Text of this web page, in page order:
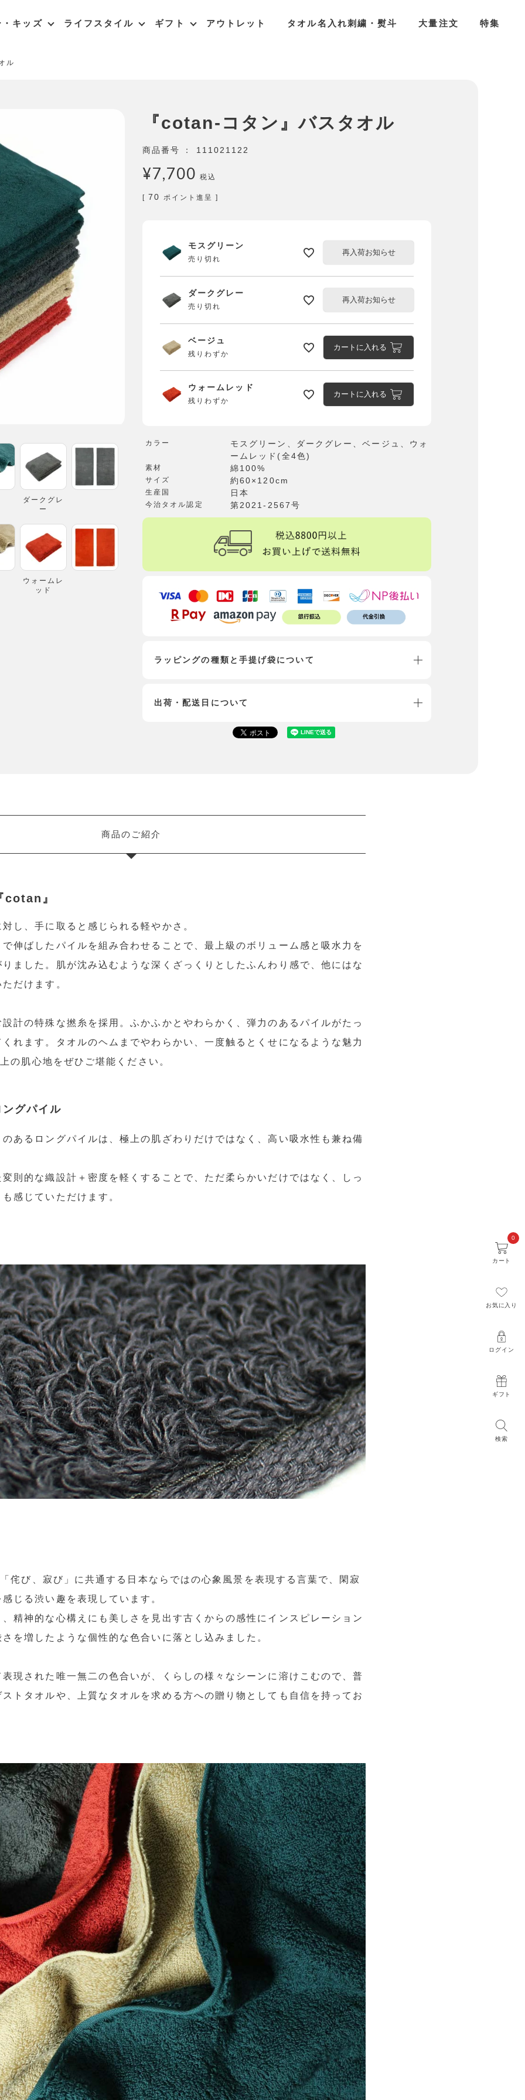
・キッズ ライフスタイル ギフト アウトレット タオル名入れ刺繍・熨斗 大量注文 特集
ル
検索
ギフト
ログイン
お気に入り
カート
0
ダークグレ
ー
ウォームレ
ッド
『cotan-コタン』バスタオル
商品番号 111021122
¥7,700 税込
[ 70 ポイント進呈 ]
モスグリーン
売り切れ
再入荷お知らせ
ダークグレー
売り切れ
再入荷お知らせ
ベージュ
残りわずか
カートに入れる
ウォームレッド
残りわずか
カートに入れる
カラー
モスグリーン、ダークグレー、ベージュ、ウォ
ームレッド(全4色)
素材 綿100%
サイズ 約60×120cm
生産国 日本
今治タオル認定 第2021-2567号
ラッピングの種類と手提げ袋について
出荷・配送日について
商品のご紹介
cotan』
し、手に取ると感じられる軽やかさ。
伸ばしたパイルを組み合わせることで、最上級のボリューム感と吸水力を
ました。肌が沈み込むような深くざっくりとしたふんわり感で、他にはな
だけます。
計の特殊な撚糸を採用。ふかふかとやわらかく、弾力のあるパイルがたっ
れます。タオルのヘムまでやわらかい、一度触るとくせになるような魅力
の肌心地をぜひご堪能ください。
グパイル
あるロングパイルは、極上の肌ざわりだけではなく、高い吸水性も兼ね備
則的な織設計＋密度を軽くすることで、ただ柔らかいだけではなく、しっ
感じていただけます。
侘び、寂び」に共通する日本ならではの心象風景を表現する言葉で、閑寂
じる渋い趣を表現しています。
精神的な心構えにも美しさを見出す古くからの感性にインスピレーション
を増したような個性的な色合いに落とし込みました。
現された唯一無二の色合いが、くらしの様々なシーンに溶けこむので、普
トタオルや、上質なタオルを求める方への贈り物としても自信を持ってお